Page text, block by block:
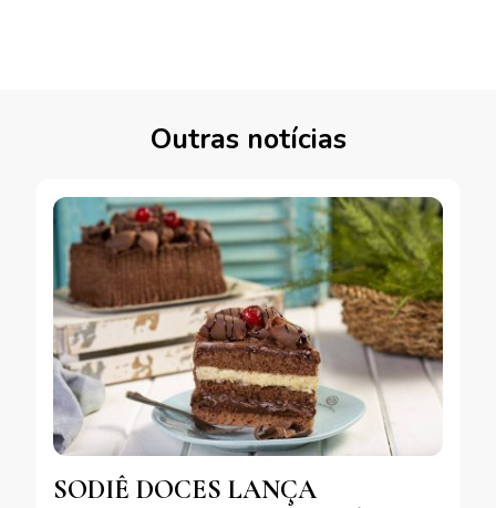
Outras notícias
SODIÊ DOCES LANÇA